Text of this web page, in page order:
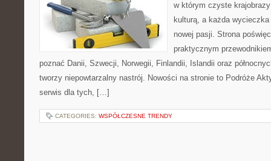
w którym czyste
kulturą, a każda
nowej pasji. Strona
praktycznym
poznać Danii, Szwecji, Norwegii, Finlandii, Islandii oraz
tworzy niepowtarzalny nastrój. Nowości na stronie to Podróże
serwis dla tych, […]
CATEGORIES: WSPÓŁCZESNE TRENDY